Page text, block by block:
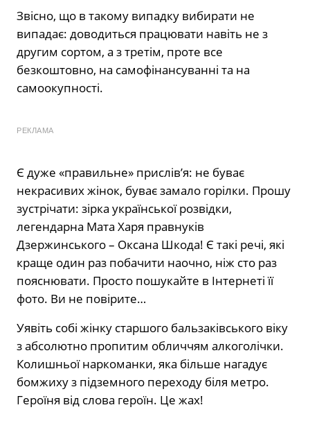
Звісно, що в такому випадку вибирати не
випадає: доводиться працювати навіть не з
другим сортом, а з третім, проте все
безкоштовно, на самофінансуванні та на
самоокупності.
РЕКЛАМА
Є дуже «правильне» прислів’я: не буває
некрасивих жінок, буває замало горілки. Прошу
зустрічати: зірка української розвідки,
легендарна Мата Харя правнуків
Дзержинського – Оксана Шкода! Є такі речі, які
краще один раз побачити наочно, ніж сто раз
пояснювати. Просто пошукайте в Інтернеті її
фото. Ви не повірите…
Уявіть собі жінку старшого бальзаківського віку
з абсолютно пропитим обличчям алкоголічки.
Колишньої наркоманки, яка більше нагадує
бомжиху з підземного переходу біля метро.
Героїня від слова героїн. Це жах!